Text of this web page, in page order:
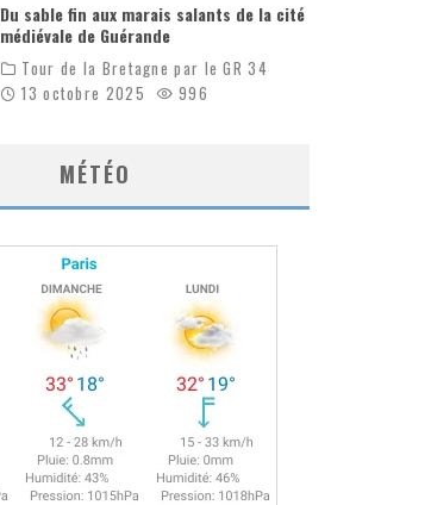
Du sable fin aux marais salants de la cité
médiévale de Guérande
Tour de la Bretagne par le GR 34
13 octobre 2025
996
MÉTÉO